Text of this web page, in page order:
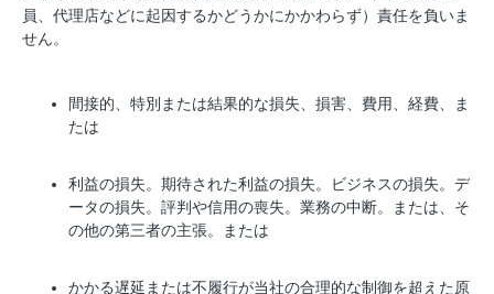
員、代理店などに起因するかどうかにかかわらず）責任を負いま
せん。
間接的、特別または結果的な損失、損害、費用、経費、ま
たは
利益の損失。期待された利益の損失。ビジネスの損失。デ
ータの損失。評判や信用の喪失。業務の中断。または、そ
の他の第三者の主張。または
かかる遅延または不履行が当社の合理的な制御を超えた原